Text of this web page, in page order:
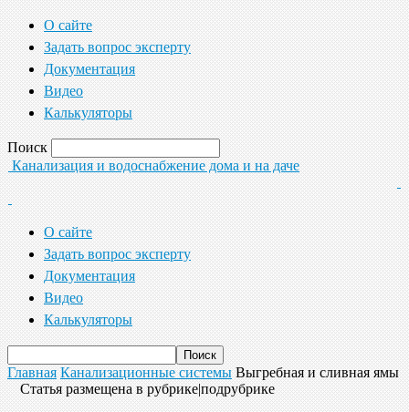
О сайте
Задать вопрос эксперту
Документация
Видео
Калькуляторы
Поиск
Канализация и водоснабжение дома и на даче
О сайте
Задать вопрос эксперту
Документация
Видео
Калькуляторы
Главная Канализационные системы Выгребная и сливная ямы
Статья размещена в рубрике|подрубрике